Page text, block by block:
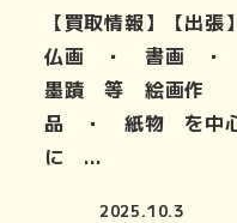
【買取情報】【出張】
仏画 ・ 書画 ・
墨蹟 等 絵画作
品 ・ 紙物 を中
に …
2025.10.3